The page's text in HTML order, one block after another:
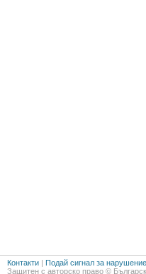
Контакти | Подай сигнал за нарушение
Защитен с авторско право ©